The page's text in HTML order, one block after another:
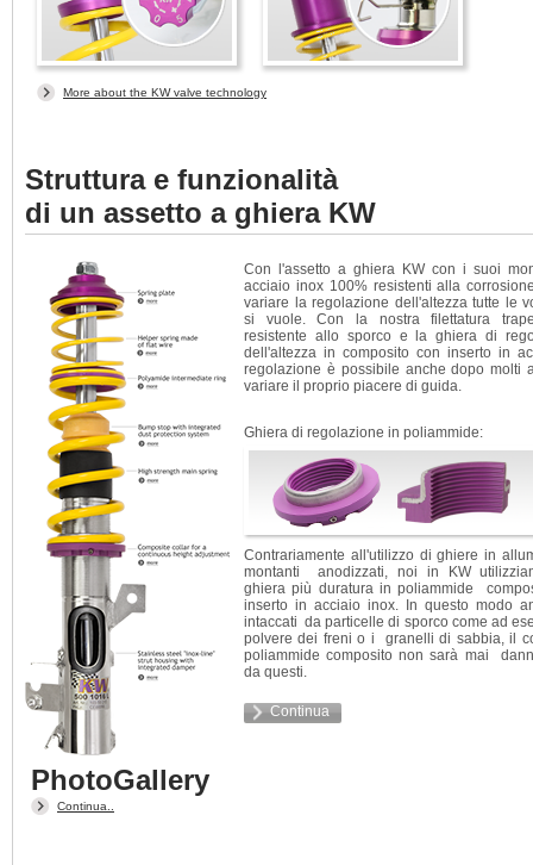
More about the KW valve technology
Struttura e funzionalità
di un assetto a ghiera KW
Con l'assetto a ghiera KW con i suoi
acciaio inox 100% resistenti alla
variare la regolazione dell'altezza tutte le
si vuole. Con la nostra filettatura
resistente allo sporco e la ghiera di
dell'altezza in composito con inserto in
regolazione è possibile anche dopo molti
variare il proprio piacere di guida.
Ghiera di regolazione in poliammide:
Contrariamente all'utilizzo di ghiere in
montanti anodizzati, noi in KW
ghiera più duratura in poliammide
inserto in acciaio inox. In questo modo
intaccati da particelle di sporco come ad
polvere dei freni o i granelli di sabbia, il
poliammide composito non sarà mai
da questi.
Continua
PhotoGallery
Continua..